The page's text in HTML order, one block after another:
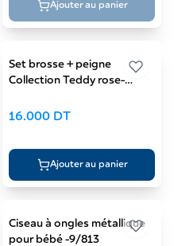
Ajouter au panier
Set brosse + peigne
Collection Teddy rose-
16.000 DT
Ajouter au panier
Ciseau à ongles métallique
pour bébé -9/813